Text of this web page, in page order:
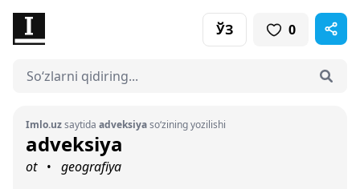
ЎЗ 0
Imlo.uzsaytida adveksiyaso‘zining yozilishi
adveksiya
ot •
geografiya